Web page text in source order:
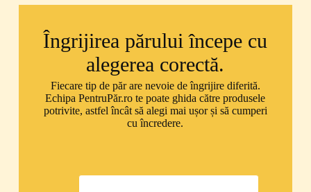
Îngrijirea părului începe cu
alegerea corectă.
Fiecare tip de păr are nevoie de îngrijire diferită.
Echipa PentruPăr.ro te poate ghida către produsele
potrivite, astfel încât să alegi mai ușor și să cumperi
cu încredere.